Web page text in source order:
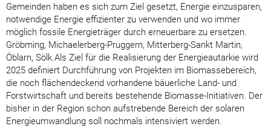
Gemeinden haben es sich zum Ziel gesetzt, Energie einzusparen,
notwendige Energie effizienter zu verwenden und wo immer
möglich fossile Energieträger durch erneuerbare zu ersetzen.
Gröbming, Michaelerberg-Pruggern, Mitterberg-Sankt Martin,
Öblarn, Sölk.Als Ziel für die Realisierung der Energieautarkie wird
2025 definiert Durchführung von Projekten im Biomassebereich,
die noch flächendeckend vorhandene bäuerliche Land- und
Forstwirtschaft und bereits bestehende Biomasse-Initiativen. Der
bisher in der Region schon aufstrebende Bereich der solaren
Energieumwandlung soll nochmals intensiviert werden.